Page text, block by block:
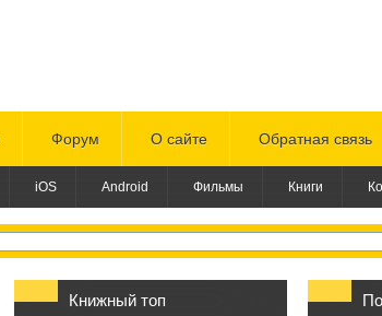
Форум О сайте Обратная связь
iOS Android Фильмы Книги
Книжный топ